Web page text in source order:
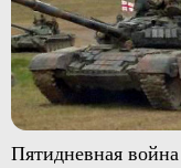
Пятидневная